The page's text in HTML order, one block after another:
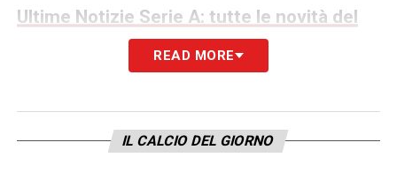
Ultime Notizie Serie A: tutte le novità del
giorno sul massimo campionato italiano
Il caso Malen è anche unsegnale politico-
READ MORE
IL CALCIO DEL GIORNO